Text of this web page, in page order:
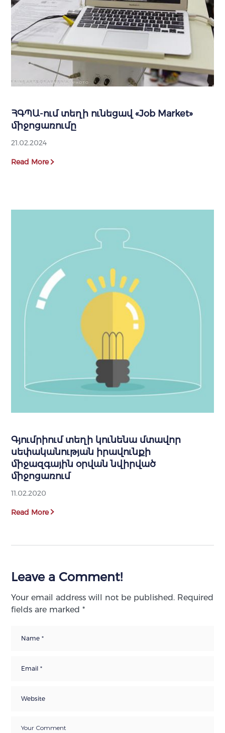
ՀԳՊԱ-ում տեղի ունեցավ «Job Market»
միջոցառումը
21.02.2024
Read More
Գյումրիում տեղի կունենա մտավոր
սեփականության իրավունքի
միջազգային օրվան նվիրված
միջոցառում
11.02.2020
Read More
Leave a Comment!
Your email address will not be published. Required
fields are marked*